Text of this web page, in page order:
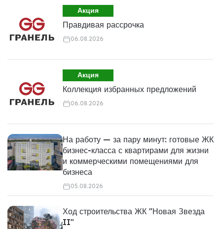
Акция
Правдивая рассрочка
06.08.2026
Акция
Коллекция избранных предложений
06.08.2026
На работу — за пару минут: готовые ЖК
бизнес-класса с квартирами для жизни
и коммерческими помещениями для
бизнеса
05.08.2026
Ход строительства ЖК "Новая Звезда
II"